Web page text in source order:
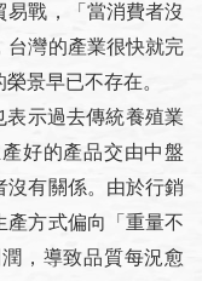
易戰，「當消費者沒
台灣的產業很快就完
景早已不存在。
示過去傳統養殖業
好的產品交由中盤
沒有關係。由於行銷
產方式偏向「重量不
，導致品質每況愈